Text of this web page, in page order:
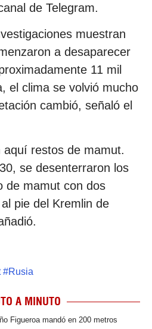
de Telegram.
muestran
a desaparecer
11 mil
el clima se volvió mucho
cambió, señaló el
aquí restos de mamut.
se desenterraron los
de mamut con dos
pie del Kremlin de
#Rusia
A MINUTO
Figueroa mandó en 200 metros